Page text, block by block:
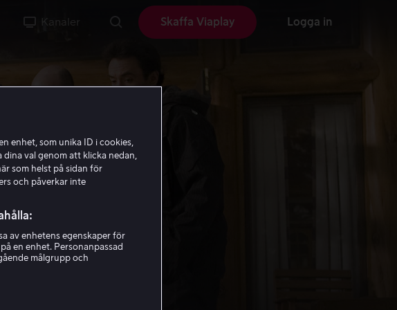
Kanaler Skaffa Viaplay Logga in
enhet, som unika ID i cookies,
val genom att klicka nedan,
som helst på sidan för
och påverkar inte
av enhetens egenskaper för
en enhet. Personanpassad
målgrupp och